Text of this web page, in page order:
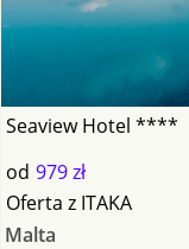
Seaview Hotel ****
od 979 zł
Oferta z ITAKA
Malta